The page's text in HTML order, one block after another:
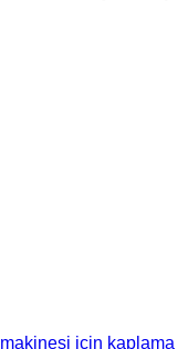
makinesi için kaplama